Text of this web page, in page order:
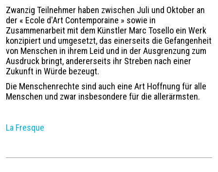
Zwanzig Teilnehmer haben zwischen Juli und Oktober an
der « Ecole d'Art Contemporaine » sowie in
Zusammenarbeit mit dem Künstler Marc Tosello ein Werk
konzipiert und umgesetzt, das einerseits die Gefangenheit
von Menschen in ihrem Leid und in der Ausgrenzung zum
Ausdruck bringt, andererseits ihr Streben nach einer
Zukunft in Würde bezeugt.
Die Menschenrechte sind auch eine Art Hoffnung für alle
Menschen und zwar insbesondere für die allerärmsten.
La Fresque